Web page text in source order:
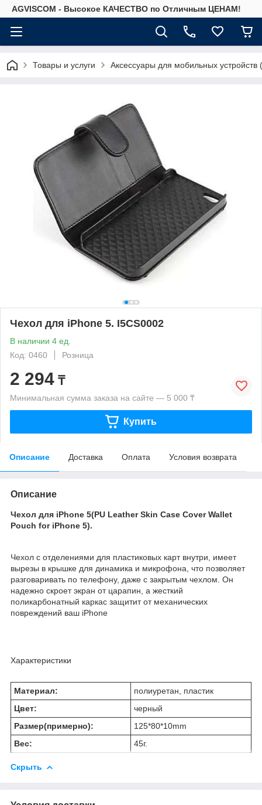
AGVISCOM - Высокое КАЧЕСТВО по Отличным ЦЕНАМ!
Товары и услуги Аксессуары для мобильных
Чехол для iPhone 5. I5CS0002
В наличии 4 ед.
Код: 0460
Розница
2 294 ₸
Минимальная сумма заказа на сайте — 5 000 ₸
Купить
Описание Доставка Оплата Условия возврата
Описание
Чехол для iPhone 5(PU Leather Skin Case Cover Wallet
Pouch for iPhone 5).
Чехол с отделениями для пластиковых карт внутри, имеет
вырезы в крышке для динамика и микрофона, что позволяет
разговаривать по телефону, даже с закрытым чехлом. Он
надежно скроет экран от царапин, а жесткий
поликарбонатный каркас защитит от механических
повреждений ваш iPhone
Характеристики
Материал:
полиуретан, пластик
Цвет:
черный
Размер(примерно):
125*80*10mm
Вес:
45г.
Скрыть